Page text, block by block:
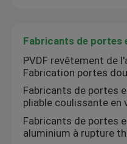
Profils en aluminium
Accessoires en verre
Fabricants de portes
PVDF revêtement de
Fabrication portes
Fabricants de portes
pliable coulissante en
Fabricants de portes
aluminium à rupture